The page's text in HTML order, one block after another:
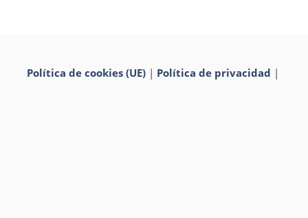
Política de cookies (UE)| Política de privacidad |